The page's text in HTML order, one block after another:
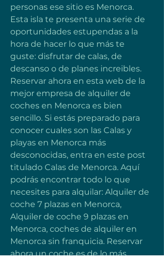
personas ese sitio es Menorca.
Esta isla te presenta una serie de
oportunidades estupendas a la
hora de hacer lo que más te
guste: disfrutar de calas, de
descanso o de planes increibles.
Reservar ahora en esta web de la
mejor empresa de alquiler de
coches en Menorca es bien
sencillo. Si estás preparado para
conocer cuales son las Calas y
playas en Menorca más
desconocidas, entra en este post
titulado Calas de Menorca. Aquí
podrás encontrar todo lo que
necesites para alquilar: Alquiler de
coche 7 plazas en Menorca,
Alquiler de coche 9 plazas en
Menorca, coches de alquiler en
Menorca sin franquicia. Reservar
ahora un coche es de lo más